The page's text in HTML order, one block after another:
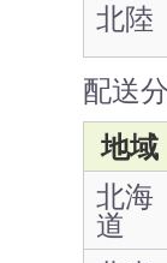
北陸
配送
地域
北海
道